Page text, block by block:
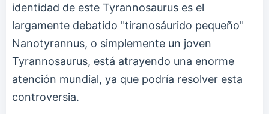
identidad de este Tyrannosaurus es el
largamente debatido "tiranosáurido pequeño"
Nanotyrannus, o simplemente un joven
Tyrannosaurus, está atrayendo una enorme
atención mundial, ya que podría resolver esta
controversia.